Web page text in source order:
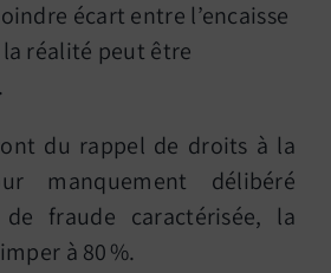
écart entre l’encaisse
réalité peut être
du rappel de droits à la
manquement délibéré
de fraude caractérisée, la
à 80 %.